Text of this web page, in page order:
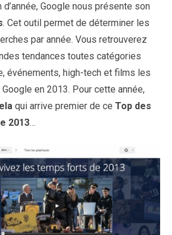
d’année, Google nous présente son
. Cet outil permet de déterminer les
par année. Vous retrouverez
tendances toutes catégories
événements, high-tech et films les
en 2013. Pour cette année,
qui arrive premier de ce Top des
2013…